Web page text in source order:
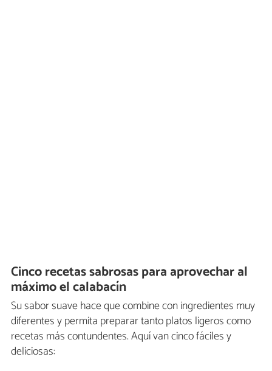
Cinco recetas sabrosas para aprovechar al
máximo el calabacín
Su sabor suave hace que combine con ingredientes muy
diferentes y permita preparar tanto platos ligeros como
recetas más contundentes. Aquí van cinco fáciles y
deliciosas: